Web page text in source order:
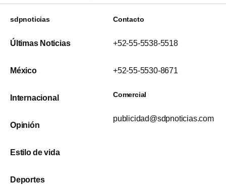
sdpnoticias
Últimas Noticias
México
Internacional
Opinión
Estilo de vida
Deportes
Contacto
+52-55-5538-5518
+52-55-5530-8671
Comercial
publicidad@sdpnoticias.com